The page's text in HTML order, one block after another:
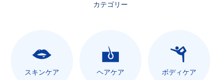
カテゴリー
スキンケア ヘアケア ボディケア